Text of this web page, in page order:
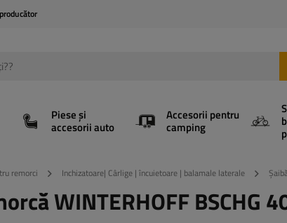
Piese și
accesorii auto
Accesorii pentru
camping
remorci Inchizatoare| Cârlige | încuietoare | balamale laterale
WINTERHOFF BSCHG